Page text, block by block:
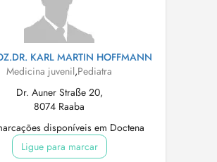
KARL MARTIN HOFFMANN
Medicina juvenil,Pediatra
Dr. Auner Straße 20,
8074 Raaba
disponíveis em Doctena
Ligue para marcar